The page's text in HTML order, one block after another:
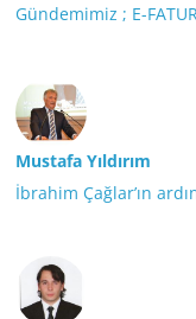
Gündemimiz ; E-
Mustafa Yıldırım
İbrahim Çağlar’ın